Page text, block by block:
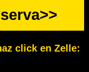
click en Zelle: